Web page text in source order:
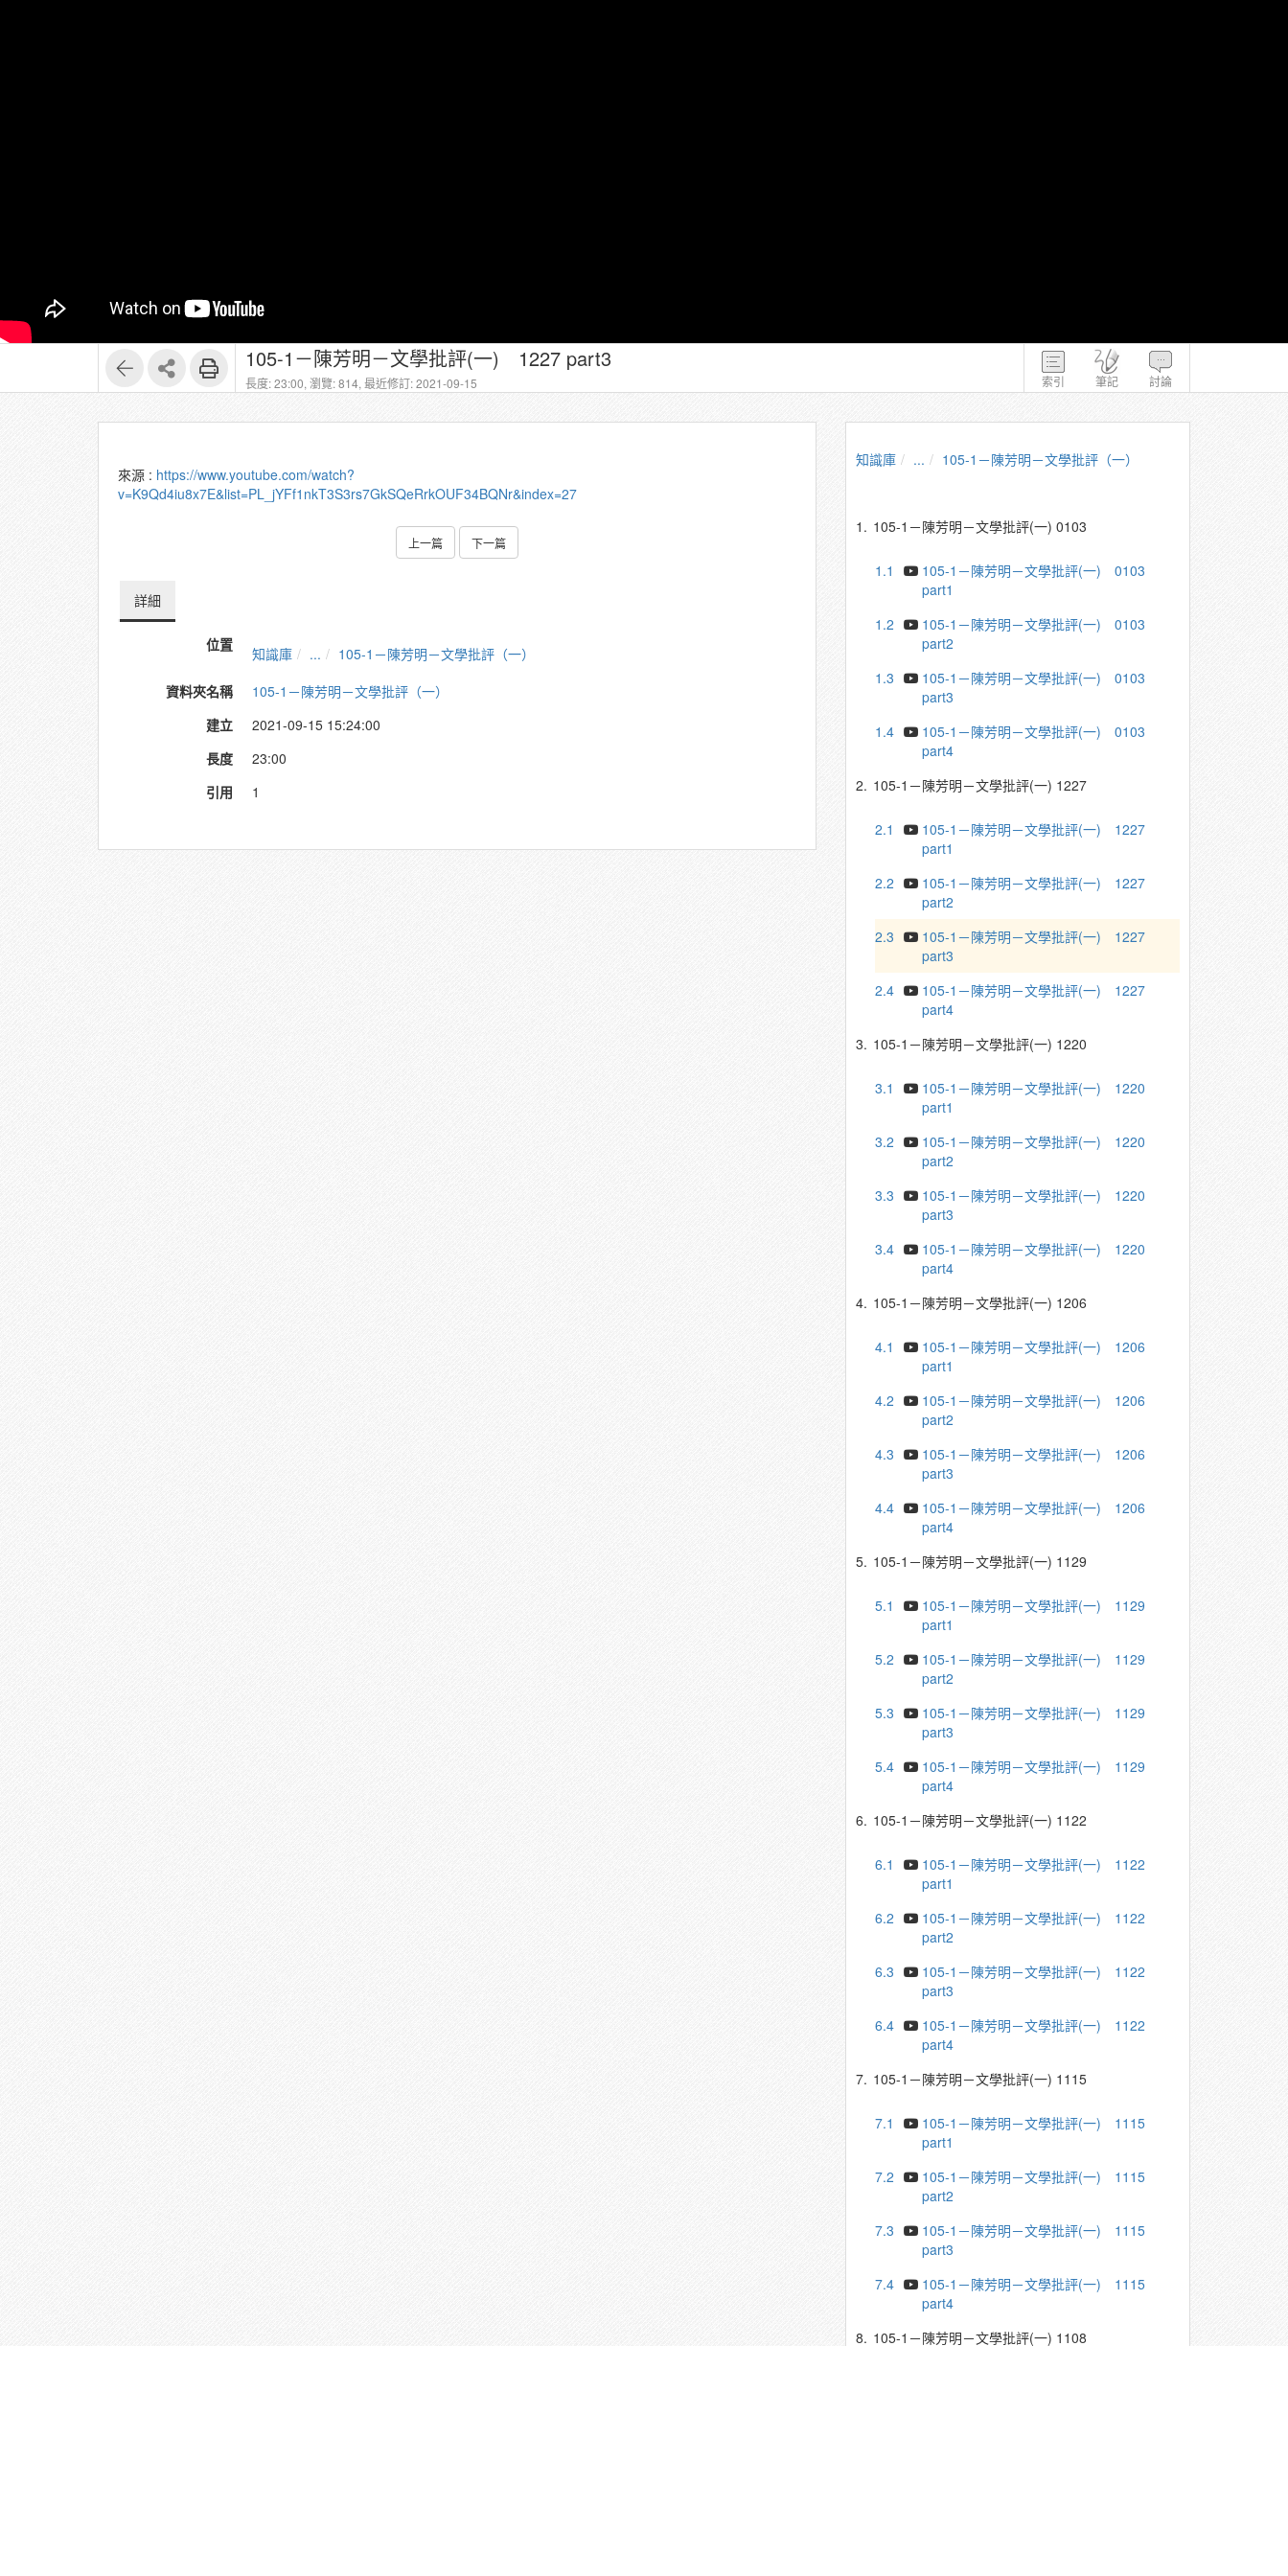
索引 筆記 討論
105-1－陳芳明－文學批評(一) 1227 part3
長度: 23:00, 瀏覽: 814, 最近修訂: 2021-09-15
來源 : https://www.youtube.com/watch?
v=K9Qd4iu8x7E&list=PL_jYFf1nkT3S3rs7GkSQeRrkOUF34BQNr&index=27
上一篇 下一篇
詳細
位置 知識庫 ...
105-1－陳芳明－文學批評（一）
資料夾名稱
105-1－陳芳明－文學批評（一）
建立
2021-09-15 15:24:00
長度
23:00
引用
1
知識庫 ... 105-1－陳芳明－文學批評（一）
1. 105-1－陳芳明－文學批評(一) 0103
1.1
105-1－陳芳明－文學批評(一) 0103
part1
1.2
105-1－陳芳明－文學批評(一) 0103
part2
1.3
105-1－陳芳明－文學批評(一) 0103
part3
1.4
105-1－陳芳明－文學批評(一) 0103
part4
2. 105-1－陳芳明－文學批評(一) 1227
2.1
105-1－陳芳明－文學批評(一) 1227
part1
2.2
105-1－陳芳明－文學批評(一) 1227
part2
2.3
105-1－陳芳明－文學批評(一) 1227
part3
2.4
105-1－陳芳明－文學批評(一) 1227
part4
3. 105-1－陳芳明－文學批評(一) 1220
3.1
105-1－陳芳明－文學批評(一) 1220
part1
3.2
105-1－陳芳明－文學批評(一) 1220
part2
3.3
105-1－陳芳明－文學批評(一) 1220
part3
3.4
105-1－陳芳明－文學批評(一) 1220
part4
4. 105-1－陳芳明－文學批評(一) 1206
4.1
105-1－陳芳明－文學批評(一) 1206
part1
4.2
105-1－陳芳明－文學批評(一) 1206
part2
4.3
105-1－陳芳明－文學批評(一) 1206
part3
4.4
105-1－陳芳明－文學批評(一) 1206
part4
5. 105-1－陳芳明－文學批評(一) 1129
5.1
105-1－陳芳明－文學批評(一) 1129
part1
5.2
105-1－陳芳明－文學批評(一) 1129
part2
5.3
105-1－陳芳明－文學批評(一) 1129
part3
5.4
105-1－陳芳明－文學批評(一) 1129
part4
6. 105-1－陳芳明－文學批評(一) 1122
6.1
105-1－陳芳明－文學批評(一) 1122
part1
6.2
105-1－陳芳明－文學批評(一) 1122
part2
6.3
105-1－陳芳明－文學批評(一) 1122
part3
6.4
105-1－陳芳明－文學批評(一) 1122
part4
7. 105-1－陳芳明－文學批評(一) 1115
7.1
105-1－陳芳明－文學批評(一) 1115
part1
7.2
105-1－陳芳明－文學批評(一) 1115
part2
7.3
105-1－陳芳明－文學批評(一) 1115
part3
7.4
105-1－陳芳明－文學批評(一) 1115
part4
8. 105-1－陳芳明－文學批評(一) 1108